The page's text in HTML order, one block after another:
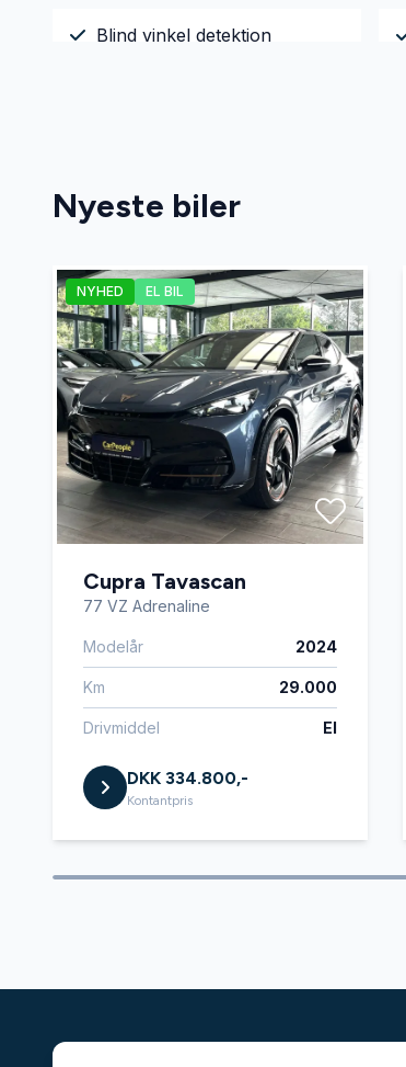
Blind vinkel detektion
Elektrisk bagagerum
Isofix
Musikstreaming via bluetooth
Parkeringssensor foran
Sportssæder
Nyeste biler
NYHED EL BIL
Cupra Tavascan
77 VZ Adrenaline
Modelår 2024
Km 29.000
Drivmiddel El
DKK 334.800,-
Kontantpris